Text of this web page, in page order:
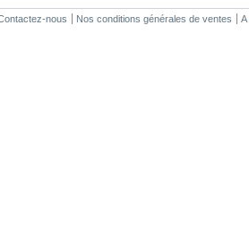
nous Nos conditions générales de ventes A